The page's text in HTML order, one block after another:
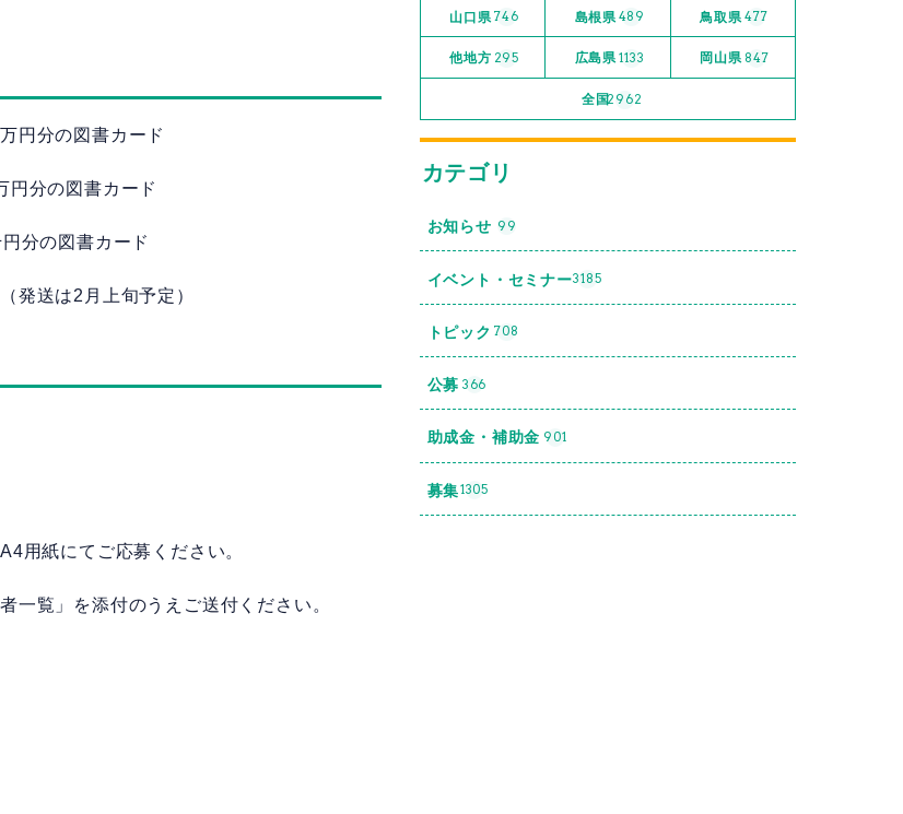
円分の図書カード
分の図書カード
分の図書カード
発送は2月上旬予定）
用紙にてご応募ください。
一覧」を添付のうえご送付ください。
山口県 746 島根県 489 鳥取県 477
他地方 295 広島県1133 岡山県 847
全国2962
カテゴリ
お知らせ 99
イベント・セミナー3185
トピック 708
公募 366
助成金・補助金 901
募集1305